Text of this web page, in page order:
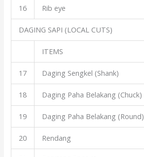
16 Rib eye
DAGING SAPI (LOCAL CUTS)
ITEMS
17 Daging Sengkel (Shank)
18 Daging Paha Belakang (Chuck)
19 Daging Paha Belakang (Round)
20 Rendang